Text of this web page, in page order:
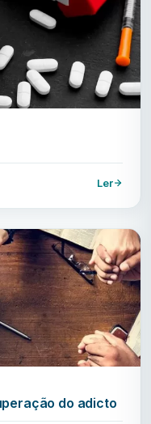
Ler
do adicto